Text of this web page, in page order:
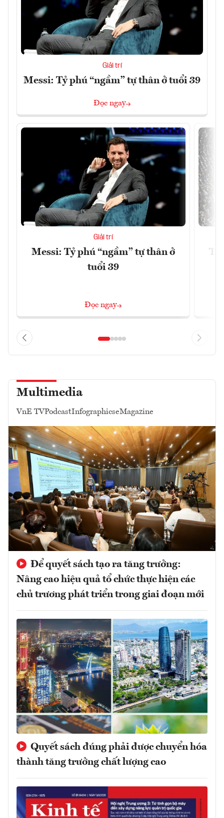
Giải trí
Messi: Tỷ phú “ngầm” tự thân ở tuổi 39
Đọc ngay
Giải trí
Messi: Tỷ phú “ngầm” tự thân ở
tuổi 39
Đọc ngay
Multimedia
VnE TVPodcastInfographicseMagazine
Để quyết sách tạo ra tăng trưởng:
Nâng cao hiệu quả tổ chức thực hiện các
chủ trương phát triển trong giai đoạn mới
Quyết sách đúng phải được chuyển hóa
thành tăng trưởng chất lượng cao